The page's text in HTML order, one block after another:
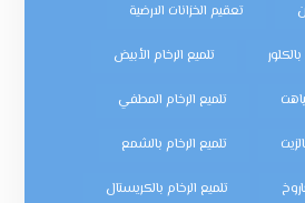
تعقيم الخزانات الارضية
تلميع الرخام الأبيض
تلميع الرخام المطفي
تلميع الرخام بالشمع
تلميع الرخام بالكريستال